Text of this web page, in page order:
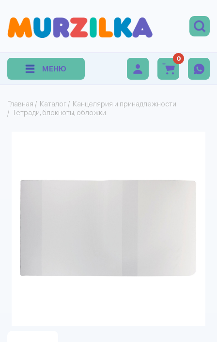
МЕНЮ
0
Главная / Каталог / Канцелярия и принадлежности
/ Тетради, блокноты, обложки